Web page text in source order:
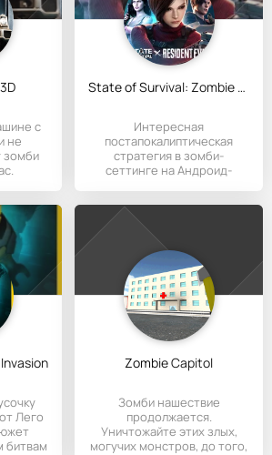
с
не
зомби
State of Survival: Zombie War
Интересная
постапокалиптическая
стратегия в зомби-
сеттинге на Андроид-
Лего
битвам
Zombie Capitol
Зомби нашествие
продолжается.
Уничтожайте этих злых,
могучих монстров, до того,